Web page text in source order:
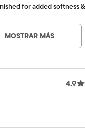
for added softness
MOSTRAR MÁS
4.9